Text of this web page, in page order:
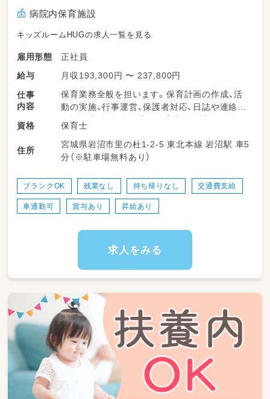
病院内保育施設
キッズルームHUGの求人一覧を見る
雇用形態
正社員
給与
月収193,300円 〜 237,800円
仕事
内容
保育業務全般を担います。保育計画の作成、活
動の実施、行事運営、保護者対応、日誌や連絡帳
の記録業務など、幅広い保育業務に携わってい
ただきます。少人数制の保育園が多く、子ども
たち一人ひとりに丁寧に関わることができる環
境です。チームで連携しながら、柔軟で子ども
＜スケジュール例＞
・08:15～登園
・11:00～昼食
・12:30～午睡(事務作業/ブレスチェック/休憩)
・15:00～自発的な活動(室内遊び/お散歩)
・16:30～降園
資格 保育士
住所
宮城県岩沼市里の杜1-2-5 東北本線 岩沼駅 車5
分（※駐車場無料あり）
ブランクOK 残業なし 持ち帰りなし 交通費支給
車通勤可 賞与あり 昇給あり
求人をみる